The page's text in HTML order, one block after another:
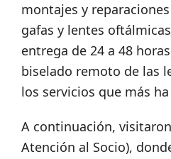
montajes y
gafas y lentes
entrega de 24 a 48
biselado remoto de las
los servicios que más
A continuación,
Atención al Socio),